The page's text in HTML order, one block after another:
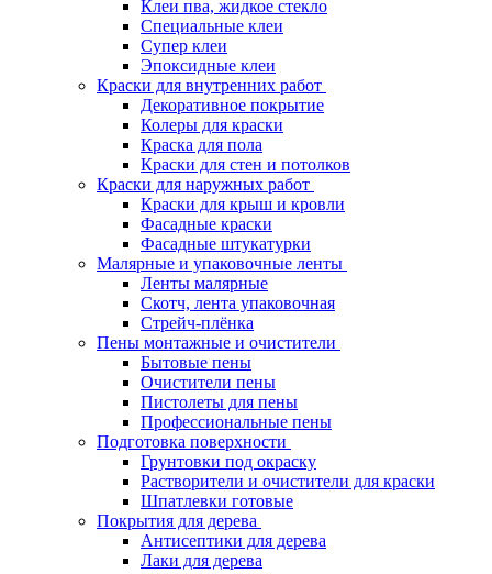
Клеи пва, жидкое стекло
Специальные клеи
Супер клеи
Эпоксидные клеи
Краски для внутренних работ
Декоративное покрытие
Колеры для краски
Краска для пола
Краски для стен и потолков
Краски для наружных работ
Краски для крыш и кровли
Фасадные краски
Фасадные штукатурки
Малярные и упаковочные ленты
Ленты малярные
Скотч, лента упаковочная
Стрейч-плёнка
Пены монтажные и очистители
Бытовые пены
Очистители пены
Пистолеты для пены
Профессиональные пены
Подготовка поверхности
Грунтовки под окраску
Растворители и очистители для краски
Шпатлевки готовые
Покрытия для дерева
Антисептики для дерева
Лаки для дерева